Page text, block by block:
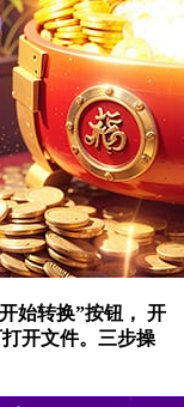
始转换”按钮， 开
开文件。三步操